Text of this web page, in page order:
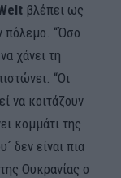
βλέπει ως
πόλεμο. “Όσο
χάνει τη
“Οι
να κοιτάζουν
κομμάτι της
δεν είναι πια
Ουκρανίας ο